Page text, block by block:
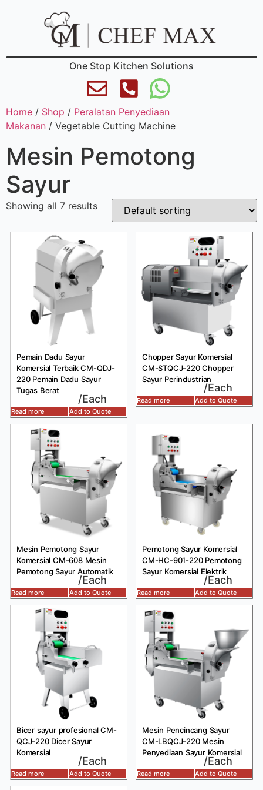
One Stop Kitchen Solutions
Home / Shop / Peralatan Penyediaan
Makanan / Vegetable Cutting Machine
Mesin Pemotong
Sayur
Showing all 7 results
Pemain Dadu Sayur
Komersial Terbaik CM-QDJ-
220 Pemain Dadu Sayur
Tugas Berat
/Each
Read more Add to Quote
Chopper Sayur Komersial
CM-STQCJ-220 Chopper
Sayur Perindustrian
/Each
Read more Add to Quote
Mesin Pemotong Sayur
Komersial CM-608 Mesin
Pemotong Sayur Automatik
/Each
Read more Add to Quote
Pemotong Sayur Komersial
CM-HC-901-220 Pemotong
Sayur Komersial Elektrik
/Each
Read more Add to Quote
Bicer sayur profesional CM-
QCJ-220 Dicer Sayur
Komersial
/Each
Read more Add to Quote
Mesin Pencincang Sayur
CM-LBQCJ-220 Mesin
Penyediaan Sayur Komersial
/Each
Read more Add to Quote